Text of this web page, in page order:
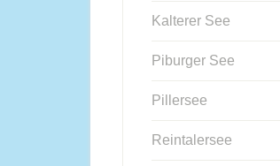
Kalterer See
Piburger See
Pillersee
Reintalersee